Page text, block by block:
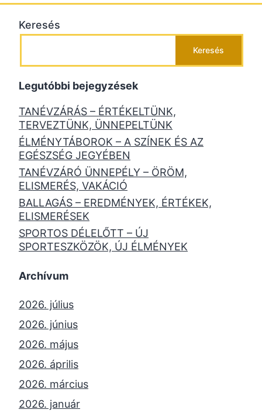
Keresés
Keresés
Legutóbbi bejegyzések
TANÉVZÁRÁS – ÉRTÉKELTÜNK,
TERVEZTÜNK, ÜNNEPELTÜNK
ÉLMÉNYTÁBOROK – A SZÍNEK ÉS AZ
EGÉSZSÉG JEGYÉBEN
TANÉVZÁRÓ ÜNNEPÉLY – ÖRÖM,
ELISMERÉS, VAKÁCIÓ
BALLAGÁS – EREDMÉNYEK, ÉRTÉKEK,
ELISMERÉSEK
SPORTOS DÉLELŐTT – ÚJ
SPORTESZKÖZÖK, ÚJ ÉLMÉNYEK
Archívum
2026. július
2026. június
2026. május
2026. április
2026. március
2026. január